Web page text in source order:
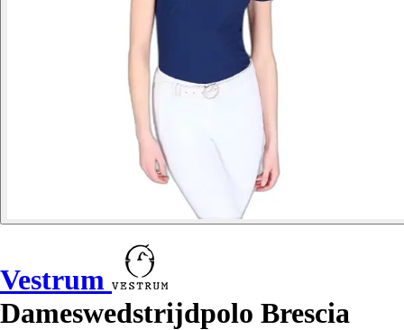
Vestrum
Dameswedstrijdpolo Brescia